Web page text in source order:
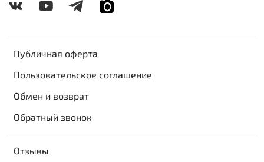
Публичная оферта
Пользовательское соглашение
Обмен и возврат
Обратный звонок
Отзывы